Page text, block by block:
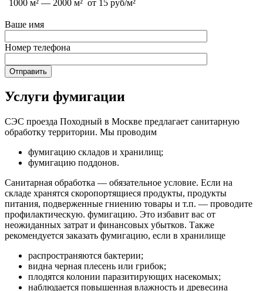
1000 м² — 2000 м² от 15 руб/м²
Ваше имя
Номер телефона
Услуги фумигации
СЭС проезда Походный в Москве предлагает санитарную
обработку территории. Мы проводим
фумигацию складов и хранилищ;
фумигацию поддонов.
Санитарная обработка — обязательное условие. Если на
складе хранятся скоропортящиеся продукты, продукты
питания, подверженные гниению товары и т.п. — проводите
профилактическую. фумигацию. Это избавит вас от
неожиданных затрат и финансовых убытков. Также
рекомендуется заказать фумигацию, если в хранилище
распространяются бактерии;
видна черная плесень или грибок;
плодятся колонии паразитирующих насекомых;
наблюдается повышенная влажность и древесина